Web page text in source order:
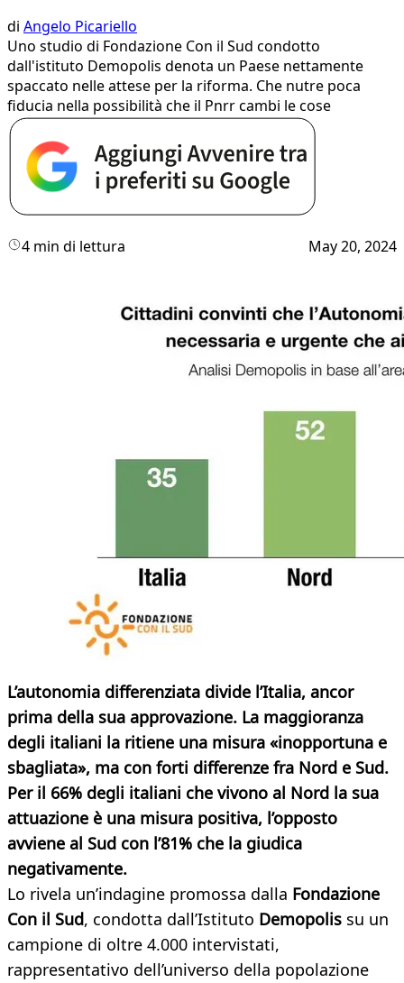
di Angelo Picariello
Uno studio di Fondazione Con il Sud condotto
dall'istituto Demopolis denota un Paese nettamente
spaccato nelle attese per la riforma. Che nutre poca
fiducia nella possibilità che il Pnrr cambi le cose
4 min di lettura May 20, 2024
L’autonomia differenziata divide l’Italia, ancor
prima della sua approvazione. La maggioranza
degli italiani la ritiene una misura «inopportuna e
sbagliata», ma con forti differenze fra Nord e Sud.
Per il 66% degli italiani che vivono al Nord la sua
attuazione è una misura positiva, l’opposto
avviene al Sud con l’81% che la giudica
negativamente.
Lo rivela un’indagine promossa dalla Fondazione
Con il Sud, condotta dall’Istituto Demopolis su un
campione di oltre 4.000 intervistati,
rappresentativo dell’universo della popolazione